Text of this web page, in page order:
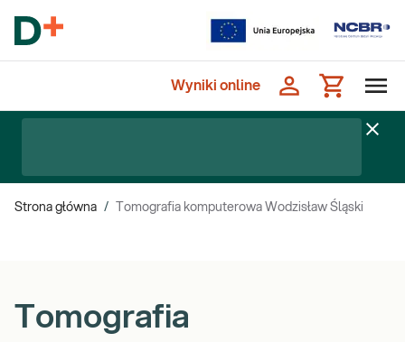
Wyniki online
Strona główna / Tomografia komputerowa Wodzisław Śląski
Tomografia